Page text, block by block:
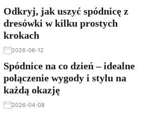
Odkryj, jak uszyć spódnicę z
dresówki w kilku prostych
krokach
2026-06-12
Spódnice na co dzień – idealne
połączenie wygody i stylu na
każdą okazję
2026-04-08